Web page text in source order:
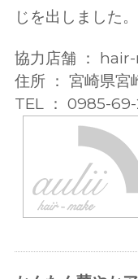
じを出しました。
協力店舗 ：
住所 ： 宮崎県宮
TEL ： 0985-